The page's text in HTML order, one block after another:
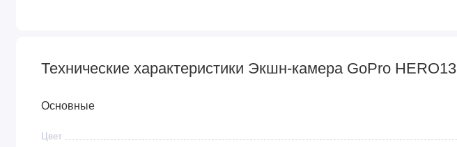
Технические характеристики Экшн-камера GoPro HERO13
Основные
Цвет